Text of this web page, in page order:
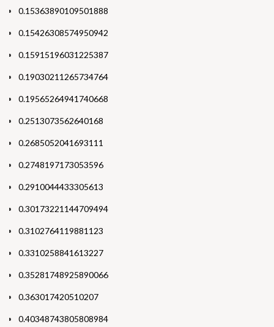
0.15363890109501888
0.15426308574950942
0.15915196031225387
0.19030211265734764
0.19565264941740668
0.2513073562640168
0.2685052041693111
0.2748197173053596
0.2910044433305613
0.30173221144709494
0.3102764119881123
0.3310258841613227
0.35281748925890066
0.363017420510207
0.40348743805808984